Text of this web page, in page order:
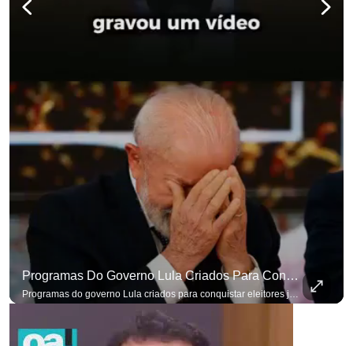
Programas Do Governo Lula Criados Para Conquistar Eleitores Já Não Têm Mais O Mesmo Efeito
Programas do governo Lula criados para conquistar eleitores já não têm o mesmo efeito de campanhas anteriores. #OAntagonista Se você busca informação com credibilidade, inscreva-se agora e ative o
para não perder nenhuma